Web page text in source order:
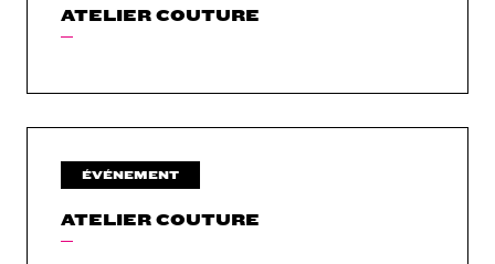
ATELIER COUTURE
ÉVÉNEMENT
ATELIER COUTURE